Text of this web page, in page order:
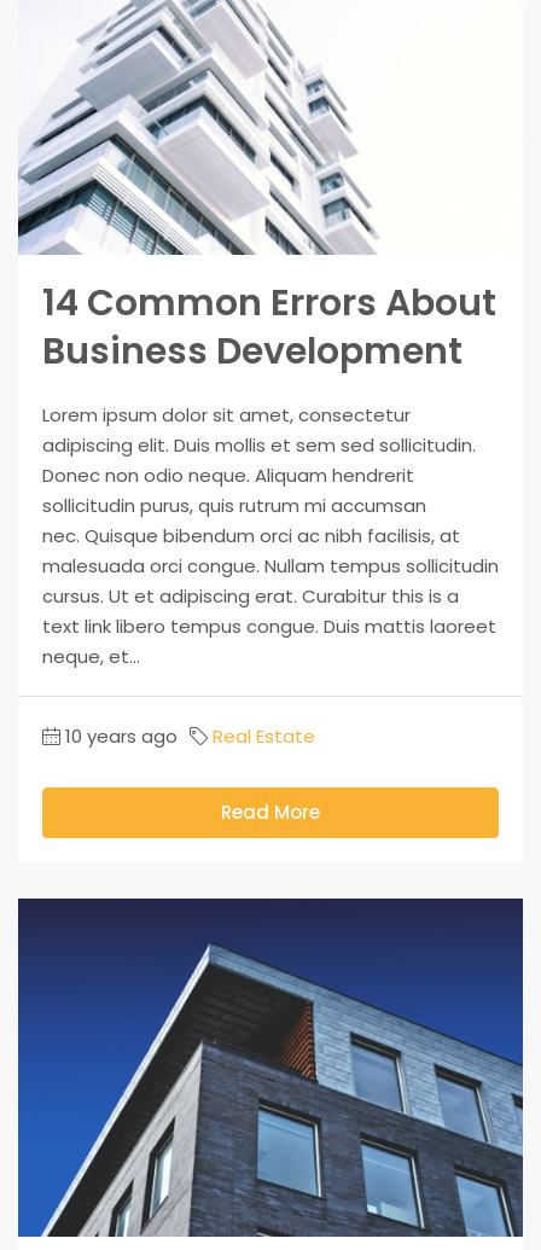
14 Common Errors About
Business Development
Lorem ipsum dolor sit amet, consectetur
adipiscing elit. Duis mollis et sem sed sollicitudin.
Donec non odio neque. Aliquam hendrerit
sollicitudin purus, quis rutrum mi accumsan
nec. Quisque bibendum orci ac nibh facilisis, at
malesuada orci congue. Nullam tempus sollicitudin
cursus. Ut et adipiscing erat. Curabitur this is a
text link libero tempus congue. Duis mattis laoreet
neque, et...
10 years ago Real Estate
Read More